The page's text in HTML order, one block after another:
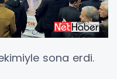
sona erdi.